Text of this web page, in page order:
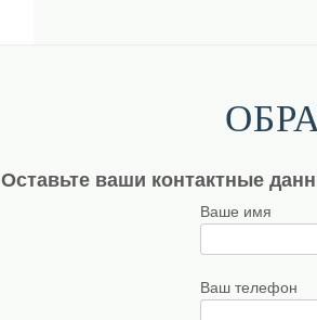
Оставьте ваши контактные
Ваше имя
Ваш телефон